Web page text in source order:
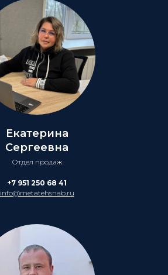
Екатерина
Сергеевна
Отдел продаж
+7 951 250 68 41
info@metatehsnab.ru